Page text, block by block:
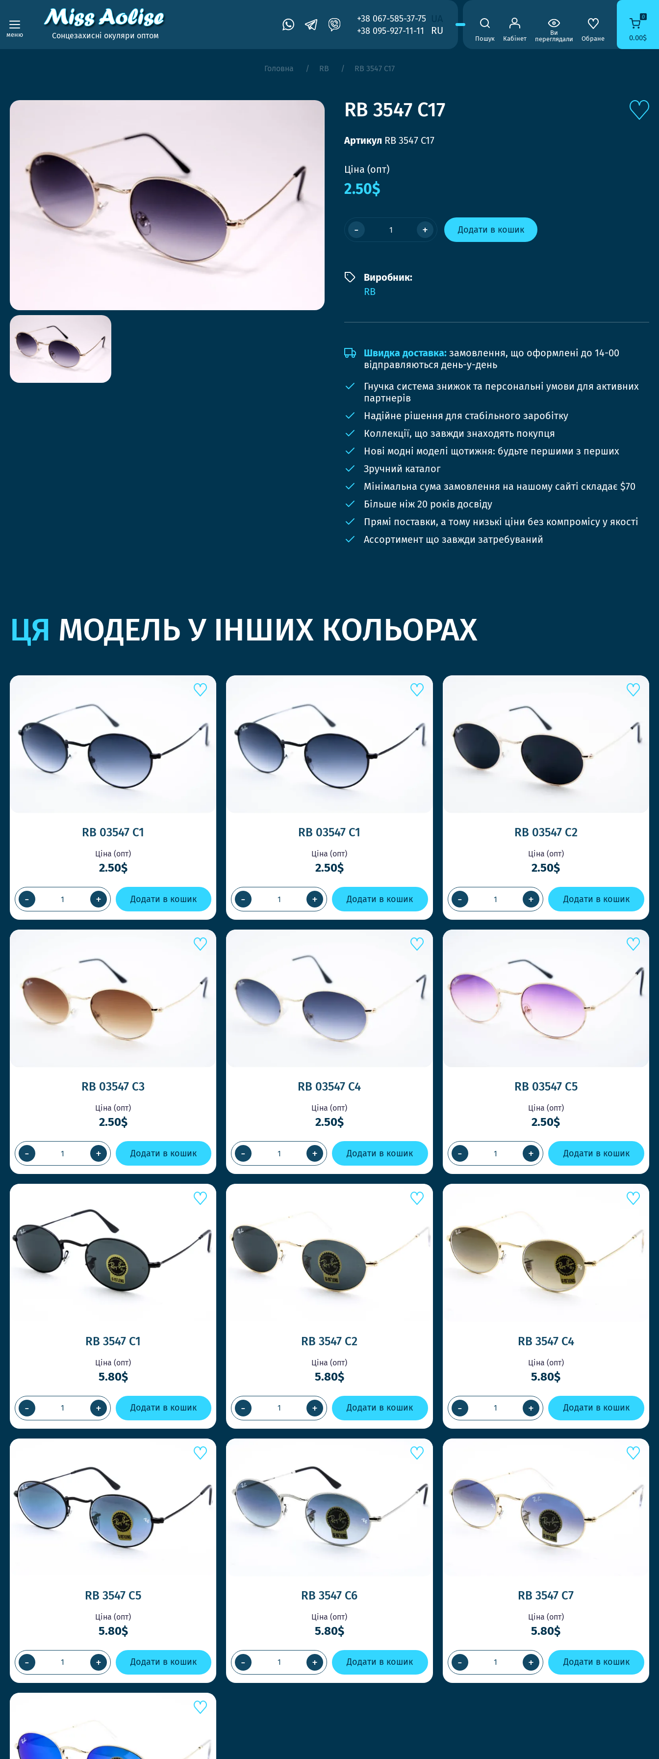
меню Сонцезахисні окуляри оптом
+38 067-585-37-75
+38 095-927-11-11
RU
Пошук Кабінет
Ви
переглядали
Обране
0
0.00$
Головна RB RB 3547 C17
RB 3547 C17
Артикул RB 3547 C17
Ціна (опт)
2.50$
- + Додати в кошик
Виробник:
RB
Швидка доставка: замовлення, що оформлені до 14-00
відправляються день-у-день
Гнучка система знижок та персональні умови для активних
партнерів
Надійне рішення для стабільного заробітку
Коллекції, що завжди знаходять покупця
Нові модні моделі щотижня: будьте першими з перших
Зручний каталог
Мінімальна сума замовлення на нашому сайті складає $70
Більше ніж 20 років досвіду
Прямі поставки, а тому низькі ціни без компромісу у якості
Ассортимент що завжди затребуваний
ЦЯ МОДЕЛЬ У ІНШИХ КОЛЬОРАХ
RB 03547 C1
Ціна (опт)
2.50$
- + Додати в кошик
RB 03547 C1
Ціна (опт)
2.50$
- + Додати в кошик
RB 03547 C2
Ціна (опт)
2.50$
- + Додати в кошик
RB 03547 C3
Ціна (опт)
2.50$
- + Додати в кошик
RB 03547 C4
Ціна (опт)
2.50$
- + Додати в кошик
RB 03547 C5
Ціна (опт)
2.50$
- + Додати в кошик
RB 3547 C1
Ціна (опт)
5.80$
- + Додати в кошик
RB 3547 C2
Ціна (опт)
5.80$
- + Додати в кошик
RB 3547 C4
Ціна (опт)
5.80$
- + Додати в кошик
RB 3547 C5
Ціна (опт)
5.80$
- + Додати в кошик
RB 3547 C6
Ціна (опт)
5.80$
- + Додати в кошик
RB 3547 C7
Ціна (опт)
5.80$
- + Додати в кошик
ШВИДШЕ КОНКУРЕНТІВ
ПРИ ЗАМОВЛЕННІ ДО 14-00
Працюємо швидко, щоб Ви завжди отримували
товар коли потрібно
НОВІ СТИЛЬНІ МОДЕЛІ ЩОТИЖНЯ
Ловіть тренди першими та дивуйте своїх клієнтів.